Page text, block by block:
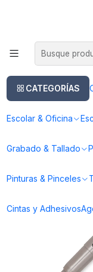
CATEGORÍAS
Escolar & Oficina
Grabado & Tallado
Pinturas & Pinceles
Cintas y Adhesivos
Lápiz